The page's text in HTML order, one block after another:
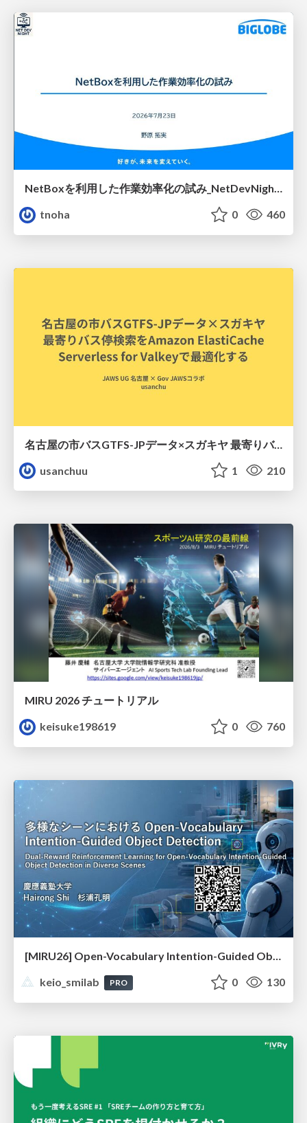
NetBoxを利用した作業効率化の試み_NetDevNight4
tnoha
0 460
名古屋の市バスGTFS-JPデータ×スガキヤ 最寄りバス停検索をAmazon ElastiCache Serverless for Valkeyで最適化する
usanchuu
1 210
MIRU 2026 チュートリアル
keisuke198619
0 760
[MIRU26] Open-Vocabulary Intention-Guided Object Detection in Diverse Scenes
keio_smilab
PRO 0 130